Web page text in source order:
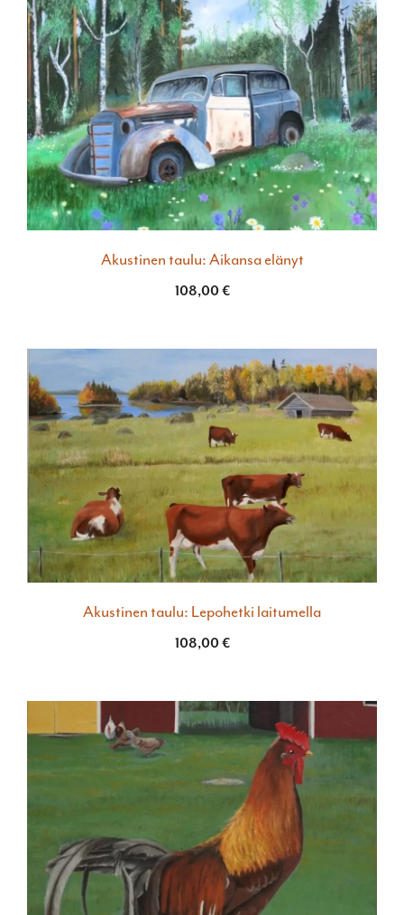
Akustinen taulu: Aikansa elänyt
108,00€
Akustinen taulu: Lepohetki laitumella
108,00€